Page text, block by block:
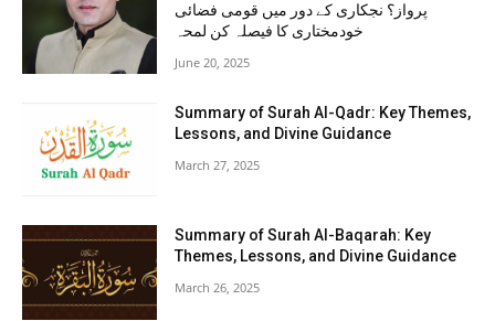
پرواز؟ نجکاری کے دور میں قومی فضائی
خودمختاری کا فیصلہ کن لمحہ
June 20, 2025
Summary of Surah Al-Qadr: Key Themes,
Lessons, and Divine Guidance
March 27, 2025
Summary of Surah Al-Baqarah: Key
Themes, Lessons, and Divine Guidance
March 26, 2025